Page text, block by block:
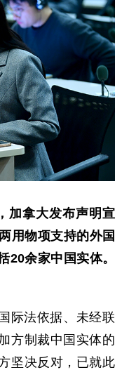
加拿大发布声明宣
用物项支持的外国
20余家中国实体。
际法依据、未经联
方制裁中国实体的
坚决反对，已就此